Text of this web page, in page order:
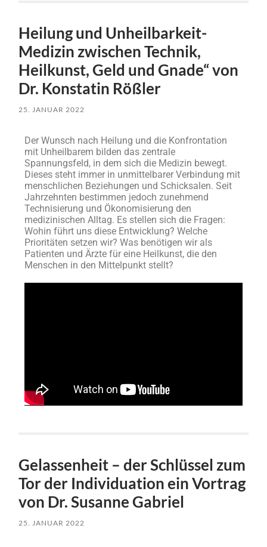
Heilung und Unheilbarkeit-
Medizin zwischen Technik,
Heilkunst, Geld und Gnade“ von
Dr. Konstatin Rößler
25. JANUAR 2022
Der Wunsch nach Heilung und die Konfrontation
mit Unheilbarem bilden das zentrale
Spannungsfeld, in dem sich die Medizin bewegt.
Dieses steht immer in unmittelbarer Verbindung mit
menschlichen Beziehungen und Schicksalen. Seit
Jahrzehnten bestimmen jedoch zunehmend
Technisierung und Ökonomisierung den
medizinischen Alltag. Es stellen sich die Fragen:
Wohin führt uns diese Entwicklung? Welche
Prioritäten setzen wir? Was benötigen wir als
Patienten und Ärzte für eine Heilkunst, die den
Menschen in den Mittelpunkt stellt?
Gelassenheit – der Schlüssel zum
Tor der Individuation ein Vortrag
von Dr. Susanne Gabriel
25. JANUAR 2022